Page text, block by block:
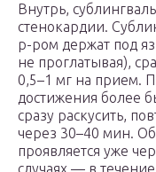
Внутрь,
стенокардии.
р-ром держат под
не проглатывая),
0,5–1 мг на прием.
достижения более
сразу раскусить,
через 30–40 мин.
проявляется уже
случаях — в